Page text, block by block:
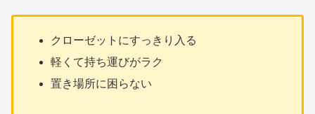
クローゼットにすっきり入る
軽くて持ち運びがラク
置き場所に困らない